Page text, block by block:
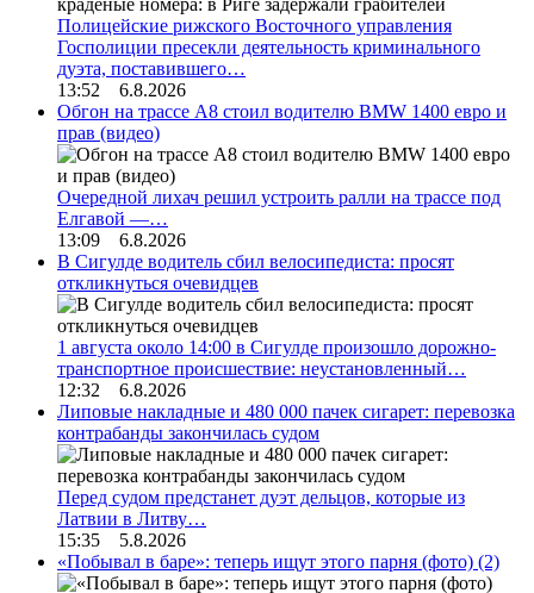
Полицейские рижского Восточного управления
Госполиции пресекли деятельность криминального
дуэта, поставившего…
13:52 6.8.2026
Обгон на трассе А8 стоил водителю BMW 1400 евро и
прав (видео)
Очередной лихач решил устроить ралли на трассе под
Елгавой —…
13:09 6.8.2026
В Сигулде водитель сбил велосипедиста: просят
откликнуться очевидцев
1 августа около 14:00 в Сигулде произошло дорожно-
транспортное происшествие: неустановленный…
12:32 6.8.2026
Липовые накладные и 480 000 пачек сигарет: перевозка
контрабанды закончилась судом
Перед судом предстанет дуэт дельцов, которые из
Латвии в Литву…
15:35 5.8.2026
«Побывал в баре»: теперь ищут этого парня (фото) (2)